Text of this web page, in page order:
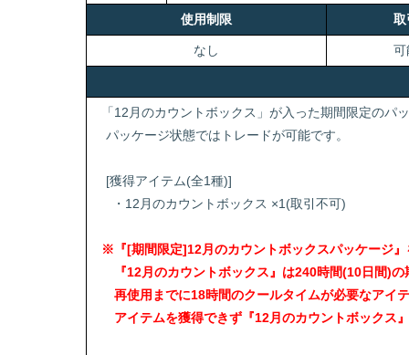
使用制限 取
なし 可
「12月のカウントボックス」が入った期間限定のパ
パッケージ状態ではトレードが可能です。
[獲得アイテム(全1種)]
・12月のカウントボックス ×1(取引不可)
※『[期間限定]12月のカウントボックスパッケージ
『12月のカウントボックス』は240時間(10日間)の
再使用までに18時間のクールタイムが必要なア
アイテムを獲得できず『12月のカウントボックス